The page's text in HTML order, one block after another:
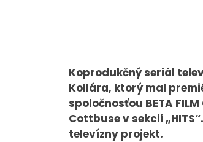
O NÁS
Koprodukčný seriál
Kollára, ktorý mal
spoločnosťou BETA
Cottbuse v sekcii
televízny projekt.